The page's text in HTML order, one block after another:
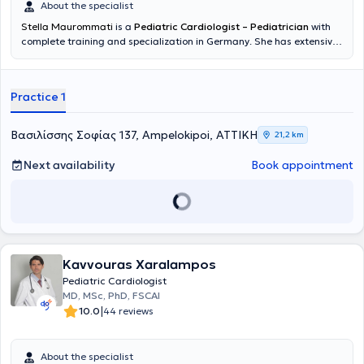
About the specialist
Stella Maurommati is a Pediatric Cardiologist – Pediatrician with
complete training and specialization in Germany. She has extensive
diagnosis, monitoring, and management of congenital and
general pediatric care. She is experienced in diagnostic
ultrasonography and in the care of children with increased
monitoring needs. She provided pediatric cardiology assessment
and follow-up for elite athletes within the framework of the Essen
Olympic Training Center, ensuring their safe participation in sports.
Currently, she works at MITERA Hospital, delivering responsible,
and appropriate parental education.
Practice 1
Βασιλίσσης Σοφίας 137, Ampelokipoi, ΑΤΤΙΚΗ 21,2 km
Next availability Book appointment
Kavvouras Xaralampos
Pediatric Cardiologist
MD, MSc, PhD, FSCAI
10.0|44 reviews
About the specialist